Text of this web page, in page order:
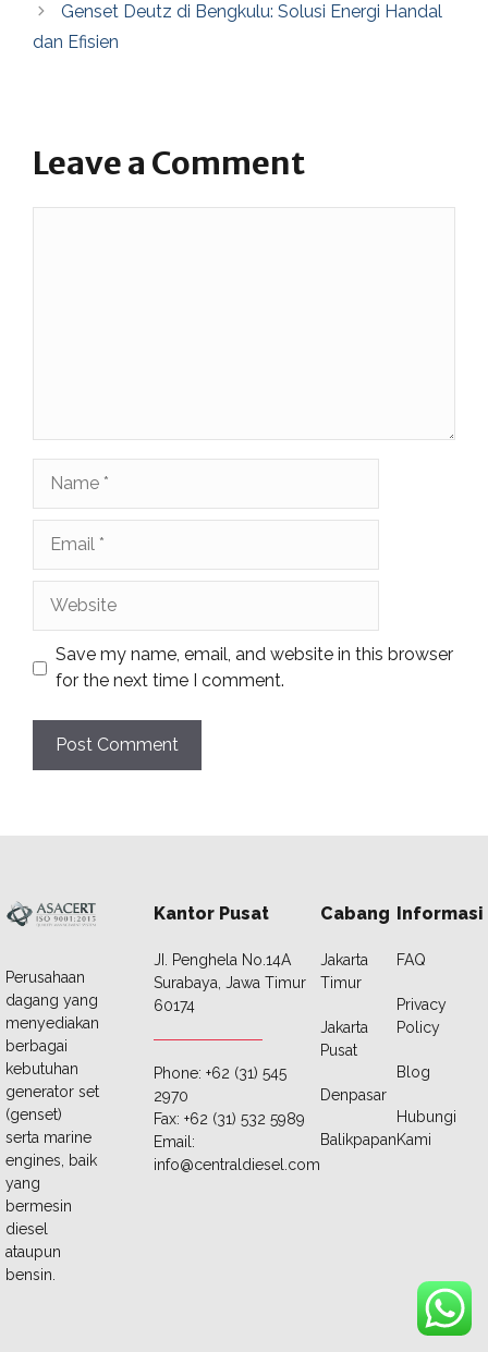
Genset Deutz di Bengkulu: Solusi Energi Handal
dan Efisien
Leave a Comment
Save my name, email, and website in this browser
for the next time I comment.
Perusahaan
dagang yang
menyediakan
berbagai
kebutuhan
generator set
(genset)
serta marine
engines, baik
yang
bermesin
diesel
ataupun
bensin.
Kantor Pusat
JI. Penghela No.14A
Surabaya, Jawa Timur
60174
Phone: +62 (31) 545
2970
Fax: +62 (31) 532 5989
Email:
info@centraldiesel.com
Cabang
Jakarta
Timur
Jakarta
Pusat
Denpasar
Balikpapan
Informasi
FAQ
Privacy
Policy
Blog
Hubungi
Kami